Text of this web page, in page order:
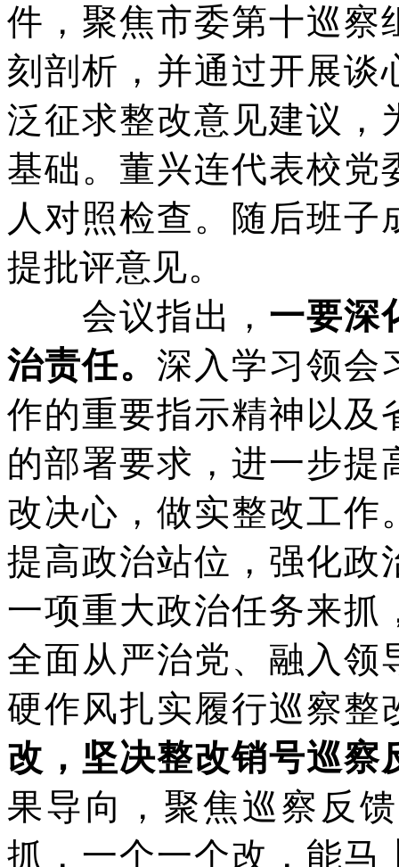
件 ，聚焦市委第十巡
刻剖析，并通过开展谈
泛征求整改意见建议，
基础。董兴连代表校党
人对照检查。随后班
提批评意见。
会议指出， 一要深
治责任。 深入学习领会
作的重要指示精神以及
的部署要求，进一步提
改决心，做实整改工作
提高政治站位，强化政
一项重大政治任务来抓
全面从严治党、融入领
硬作风扎实履行巡察整
改，坚决整改销号巡察
果导向，聚焦巡察反
抓，一个一个改，能马